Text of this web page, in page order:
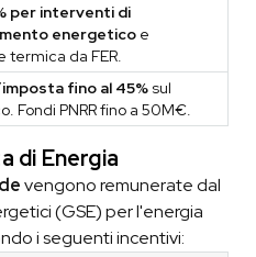
per interventi di
energetico e
termica da FER.
fino al 45% sul
Fondi PNRR fino a 50M€.
di Energia
vengono remunerate dal
(GSE) per l'energia
i seguenti incentivi: